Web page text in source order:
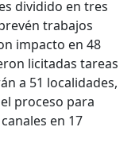
dividido en tres
trabajos
impacto en 48
licitadas tareas
a 51 localidades,
proceso para
en 17